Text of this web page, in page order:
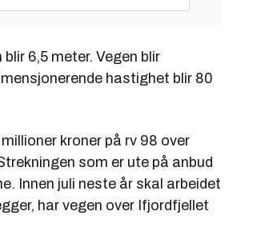
6,5 meter. Vegen blir
hastighet blir 80
kroner på rv 98 over
som er ute på anbud
Innen juli neste år skal arbeidet
har vegen over Ifjordfjellet